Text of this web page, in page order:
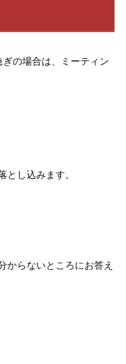
の場合は、ミーティン
し込みます。
からないところにお答え